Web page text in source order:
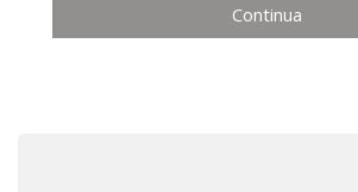
Continua